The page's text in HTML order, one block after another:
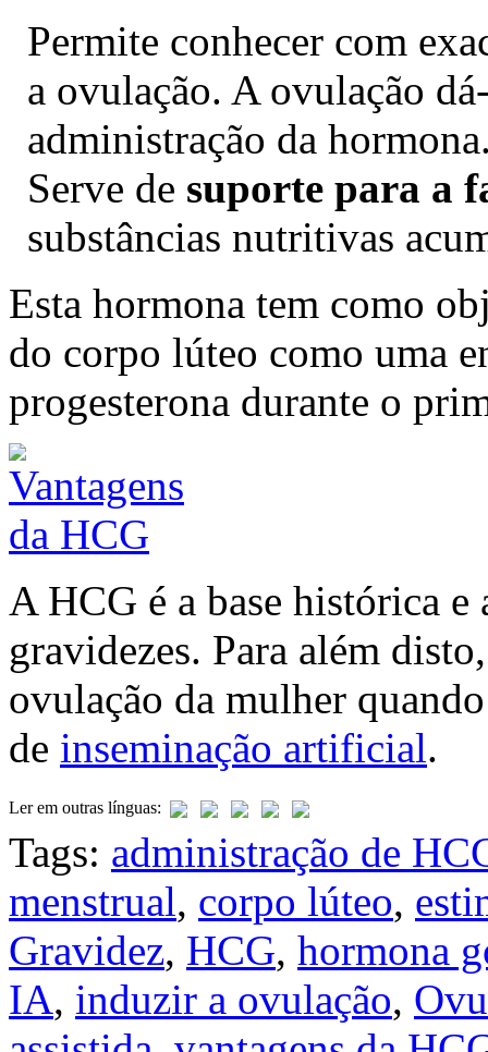
Permite conhecer com
a ovulação. A ovulação
administração da
Serve de suporte para a
substâncias nutritivas
Esta hormona tem como
do corpo lúteo como uma
progesterona durante o
A HCG é a base histórica
gravidezes. Para além
ovulação da mulher
de inseminação artificial.
Ler em outras línguas:
Tags: administração de
menstrual, corpo lúteo,
Gravidez, HCG, hormona
IA, induzir a ovulação,